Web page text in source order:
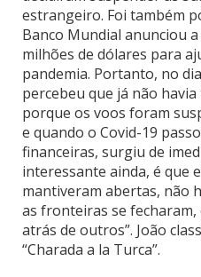
estrangeiro. Foi também
Banco Mundial anunciou
milhões de dólares para
pandemia. Portanto, no
percebeu que já não
porque os voos foram
e quando o Covid-19
financeiras, surgiu de
interessante ainda, é que
mantiveram abertas, não
as fronteiras se fecharam,
atrás de outros”. João
“Charada a la Turca”.